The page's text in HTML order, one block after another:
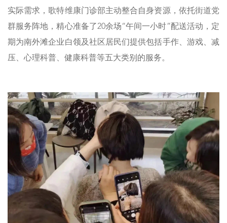
实际需求，歌特维康门诊部主动整合自身资源，依托街道党
群服务阵地，精心准备了20余场“午间一小时”配送活动，定
期为南外滩企业白领及社区居民们提供包括手作、游戏、减
压、心理科普、健康科普等五大类别的服务。